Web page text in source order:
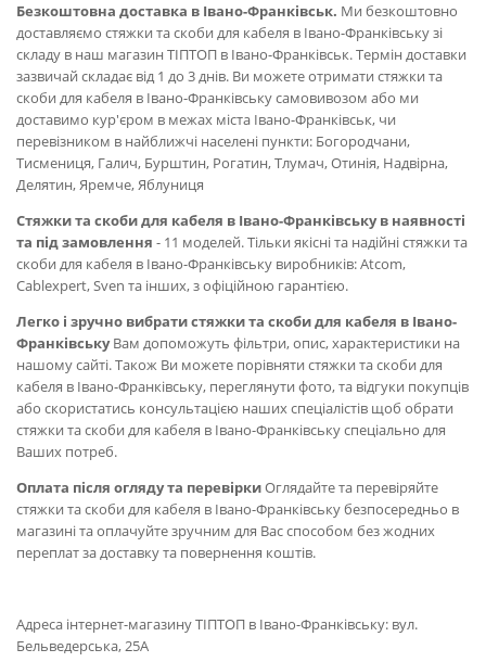
Безкоштовна доставка в Івано-Франківськ. Ми безкоштовно
доставляємо стяжки та скоби для кабеля в Івано-Франківську зі
складу в наш магазин ТІПТОП в Івано-Франківськ. Термін доставки
зазвичай складає від 1 до 3 днів. Ви можете отримати стяжки та
скоби для кабеля в Івано-Франківську самовивозом або ми
доставимо кур'єром в межах міста Івано-Франківськ, чи
перевізником в найближчі населені пункти: Богородчани,
Тисмениця, Галич, Бурштин, Рогатин, Тлумач, Отинія, Надвірна,
Делятин, Яремче, Яблуниця
Стяжки та скоби для кабеля в Івано-Франківську в наявності
та під замовлення - 11 моделей. Тільки якісні та надійні стяжки та
скоби для кабеля в Івано-Франківську виробників: Atcom,
Cablexpert, Sven та інших, з офіційною гарантією.
Легко і зручно вибрати стяжки та скоби для кабеля в Івано-
ФранківськуВам допоможуть фільтри, опис, характеристики на
нашому сайті. Також Ви можете порівняти стяжки та скоби для
кабеля в Івано-Франківську, переглянути фото, та відгуки покупців
або скористатись консультацією наших спеціалістів щоб обрати
стяжки та скоби для кабеля в Івано-Франківську спеціально для
Ваших потреб.
Оплата після огляду та перевіркиОглядайте та перевіряйте
стяжки та скоби для кабеля в Івано-Франківську безпосередньо в
магазині та оплачуйте зручним для Вас способом без жодних
переплат за доставку та повернення коштів.
Адреса інтернет-магазину ТІПТОП в Івано-Франківську: вул.
Бельведерська, 25А